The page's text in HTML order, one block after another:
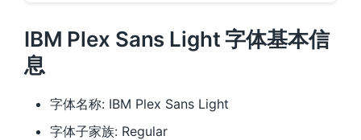
IBM Plex Sans Light 字体基本信
息
字体名称: IBM Plex Sans Light
字体子家族: Regular